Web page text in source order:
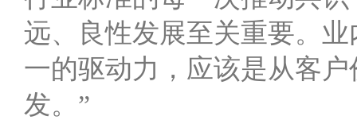
远、良性发展至关重要。
一的驱动力，应该是从客
发。”